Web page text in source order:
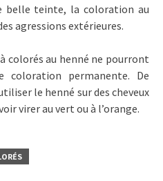
belle teinte, la coloration au
agressions extérieures.
colorés au henné ne pourront
coloration permanente. De
le henné sur des cheveux
virer au vert ou à l’orange.